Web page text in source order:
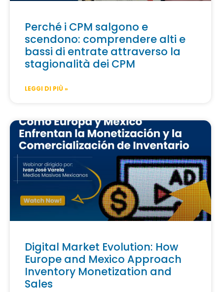
Perché i CPM salgono e
scendono: comprendere alti e
bassi di entrate attraverso la
stagionalità dei CPM
LEGGI DI PIÙ »
Digital Market Evolution: How
Europe and Mexico Approach
Inventory Monetization and
Sales